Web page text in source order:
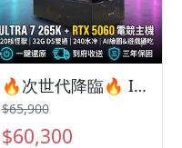
🔥次世代降臨🔥 INTEL Ultra 7 265K + RTX5060 水冷電競機｜32G D5 雙通｜2077全開不卡頓｜無卡分期日付$75起
$65,900
$60,300